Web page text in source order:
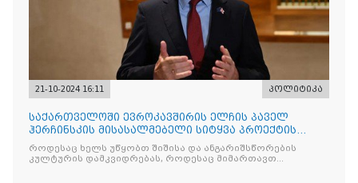
21-10-2024 16:11 პოლიტიკა
საქართველოში ევროკავშირის ელჩის პაველ
ჰერჩინსკის მისასალმებელი სიტყვა პროექტის
„ხარისხიანი მედია და მედიის გაცნობიერებული
მოხმარება მედეგი საზოგადოებისთვის-ConMeCo“
როდესაც ხელს უწყობთ შიშისა და ანგარიშსწორების
კულტურის დამკვიდრებას, როდესაც მიმართავთ